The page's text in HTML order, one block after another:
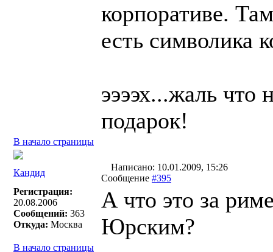
корпоративе.
есть символика
ээээх...жаль что
подарок!
В начало страницы
Кандид
Написано: 10.01.2009, 15:26
Сообщение #395
Регистрация:
20.08.2006
Сообщений: 363
Откуда: Москва
А что это за
Юрским?
В начало страницы